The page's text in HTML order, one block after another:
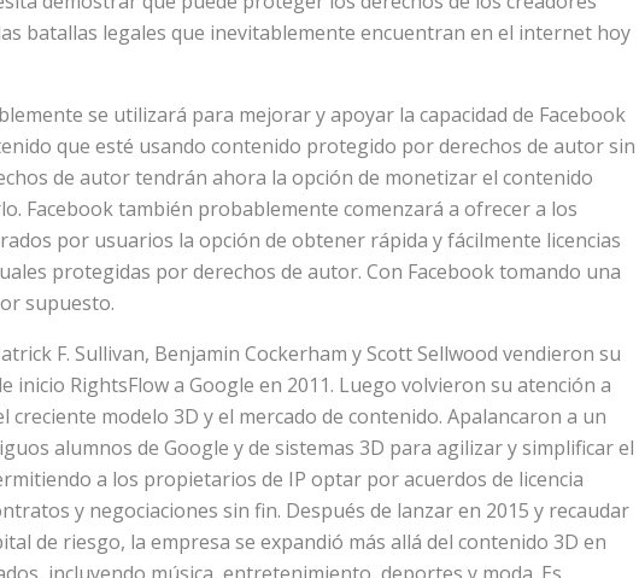
batallas legales que inevitablemente encuentran en el internet hoy
se utilizará para mejorar y apoyar la capacidad de Facebook
que esté usando contenido protegido por derechos de autor sin
de autor tendrán ahora la opción de monetizar el contenido
Facebook también probablemente comenzará a ofrecer a los
por usuarios la opción de obtener rápida y fácilmente licencias
protegidas por derechos de autor. Con Facebook tomando una
supuesto.
F. Sullivan, Benjamin Cockerham y Scott Sellwood vendieron su
inicio RightsFlow a Google en 2011. Luego volvieron su atención a
creciente modelo 3D y el mercado de contenido. Apalancaron a un
alumnos de Google y de sistemas 3D para agilizar y simplificar el
a los propietarios de IP optar por acuerdos de licencia
y negociaciones sin fin. Después de lanzar en 2015 y recaudar
de riesgo, la empresa se expandió más allá del contenido 3D en